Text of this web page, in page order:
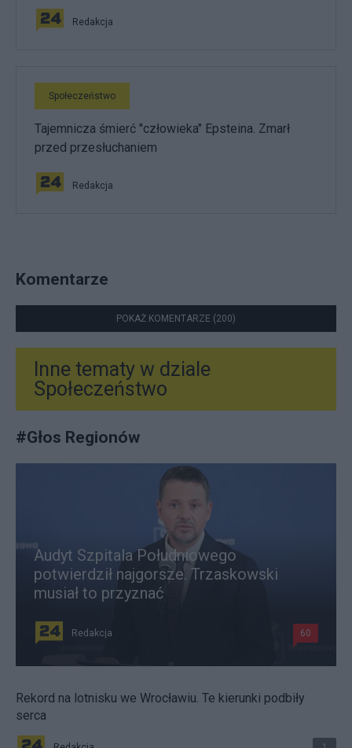
Redakcja
Społeczeństwo
Tajemnicza śmierć "człowieka" Epsteina. Zmarł
przed przesłuchaniem
Redakcja
Komentarze
POKAŻ KOMENTARZE (200)
Inne tematy w dziale
Społeczeństwo
#Głos Regionów
Audyt Szpitala Południowego
potwierdził najgorsze. Trzaskowski
musiał to przyznać
Redakcja 60
Rekord na lotnisku we Wrocławiu. Te kierunki podbiły
serca